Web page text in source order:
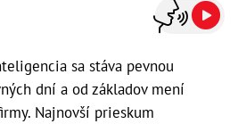
sa stáva pevnou
dní a od základov mení
Najnovší prieskum